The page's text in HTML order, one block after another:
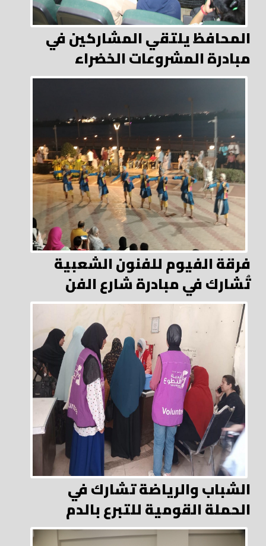
المحافظ يلتقي المشاركين في
مبادرة المشروعات الخضراء
فرقة الفيوم للفنون الشعبية
تُشارك في مبادرة شارع الفن
الشباب والرياضة تشارك في
الحملة القومية للتبرع بالدم